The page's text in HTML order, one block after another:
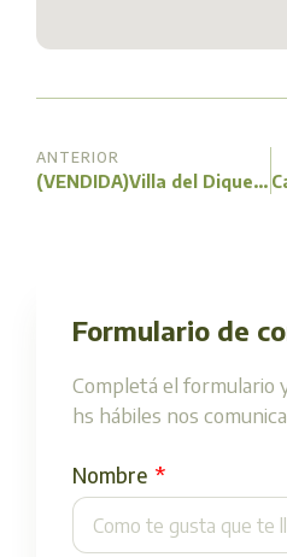
ANTERIOR
(VENDIDA)Villa del Dique – Barrio Residencial B
Formulario de
Completá el formulario
hs hábiles nos
Nombre